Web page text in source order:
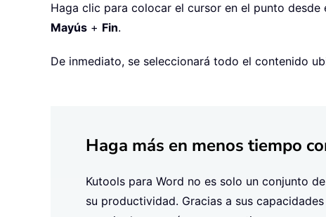
Haga clic para colocar el cursor en el punto
Mayús + Fin.
De inmediato, se seleccionará todo el contenido
Haga más en menos tiempo
Kutools para Word no es solo un conjunto
su productividad. Gracias a sus